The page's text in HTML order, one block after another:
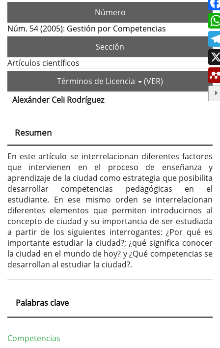
Número
Núm. 54 (2005): Gestión por Competencias
Sección
Artículos científicos
Términos de Licencia
(VER)
Contenido
principal
del
artículo
Alexánder Celi Rodríguez
Resumen
En este artículo se interrelacionan diferentes factores
que intervienen en el proceso de enseñanza y
aprendizaje de la ciudad como estrategia que posibilita
desarrollar competencias pedagógicas en el
estudiante. En ese mismo orden se interrelacionan
diferentes elementos que permiten introducirnos al
concepto de ciudad y su importancia de ser estudiada
a partir de los siguientes interrogantes: ¿Por qué es
importante estudiar la ciudad?; ¿qué significa conocer
la ciudad en el mundo de hoy? y ¿Qué competencias se
desarrollan al estudiar la ciudad?.
Palabras clave
Competencias